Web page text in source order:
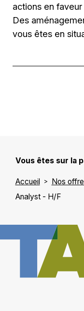
actions en
Des
vous êtes en
Vous êtes sur la
Accueil Nos
Analyst - H/F